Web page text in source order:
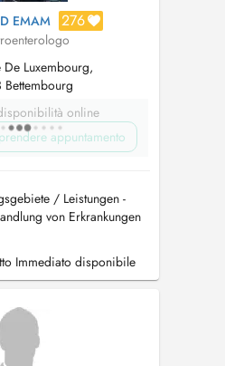
EMAM 276
De Luxembourg,
Bettembourg
online
appuntamento
/ Leistungen -
von Erkrankungen
- Magen- und
B. Reflux, Gastritis,
Leber-, Gallenblasen- und
(z. B.
...
Immediato disponibile